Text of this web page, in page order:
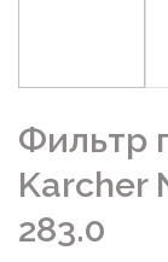
Фильтр
Karcher
283.0